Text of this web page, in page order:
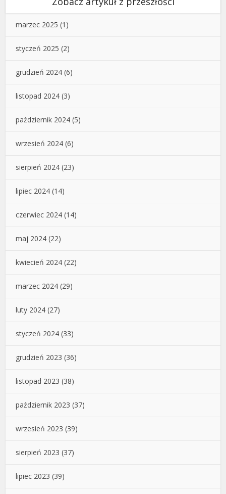
marzec 2025 (1)
styczeń 2025 (2)
grudzień 2024 (6)
listopad 2024 (3)
październik 2024 (5)
wrzesień 2024 (6)
sierpień 2024 (23)
lipiec 2024 (14)
czerwiec 2024 (14)
maj 2024 (22)
kwiecień 2024 (22)
marzec 2024 (29)
luty 2024 (27)
styczeń 2024 (33)
grudzień 2023 (36)
listopad 2023 (38)
październik 2023 (37)
wrzesień 2023 (39)
sierpień 2023 (37)
lipiec 2023 (39)